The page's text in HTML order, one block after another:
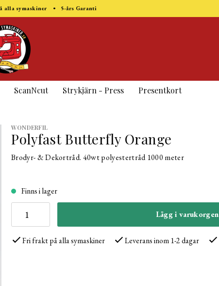
alla symaskiner • 5-års Garanti
ScanNcut Strykjärn - Press Presentkort
WONDERFIL
Polyfast Butterfly Orange
Brodyr- & Dekortråd. 40wt polyestertråd 1000 meter
Finns i lager
Lägg i varukorgen
Fri frakt på alla symaskiner Leverans inom 1-2 dagar